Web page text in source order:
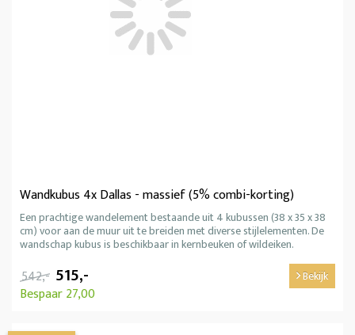
Wandkubus 4x Dallas - massief (5% combi-korting)
Een prachtige wandelement bestaande uit 4 kubussen (38 x 35 x 38
cm) voor aan de muur uit te breiden met diverse stijlelementen. De
wandschap kubus is beschikbaar in kernbeuken of wildeiken.
542,- 515,-
Bespaar 27,00
Bekijk